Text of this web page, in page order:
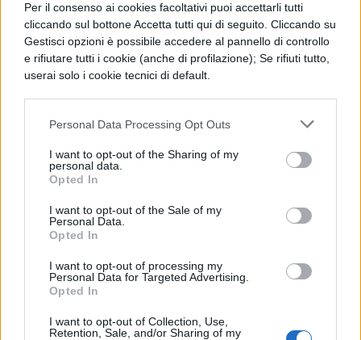
Per il consenso ai cookies facoltativi puoi accettarli tutti
cliccando sul bottone Accetta tutti qui di seguito. Cliccando su
Gestisci opzioni è possibile accedere al pannello di controllo
e rifiutare tutti i cookie (anche di profilazione); Se rifiuti tutto,
userai solo i cookie tecnici di default.
Personal Data Processing Opt Outs
I want to opt-out of the Sharing of my
personal data.
Opted In
I want to opt-out of the Sale of my
Personal Data.
Opted In
I want to opt-out of processing my
Personal Data for Targeted Advertising.
Opted In
I want to opt-out of Collection, Use,
Retention, Sale, and/or Sharing of my
4. Iniziamo a memorizzare.A questo
punto, iniziamo a memorizzare le
coniugazioni latine partendo dalla prima.
Cominciamo dall’indicativo, e leggiamo il
presente:
amas
amat
amamus
amatis
amant
Proviamo a ripetere più volte finché non